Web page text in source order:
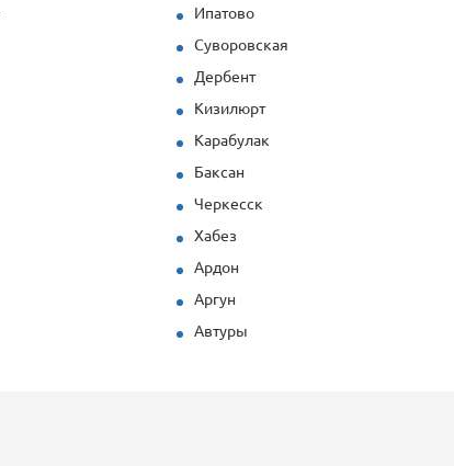
Ипатово
Суворовская
Дербент
Кизилюрт
Карабулак
Баксан
Черкесск
Хабез
Ардон
Аргун
Автуры